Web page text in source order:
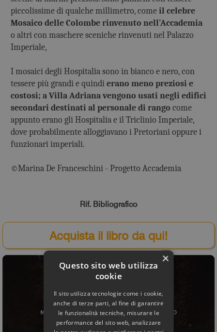
piccolissime di qualche millimetro, come il celebre
Mosaico delle Colombe rinvenuto nell'Accademia
o altri con maschere sceniche rinvenuti nel Palazzo
Imperiale,
I mosaici degli Hospitalia sono in bianco e nero, con
tessere più grandi e quindi erano meno preziosi e
costosi; a Villa Adriana vengono usati negli edifici
secondari destinati al personale di rango come
appunto erano gli Hospitalia e il Triclinio Imperiale,
dove probabilmente alloggiavano i Pretoriani oppure i
funzionari imperiali.
©Marina De Franceschini - Progetto Accademia
Rif. Bibliografico
Acquista il libro da qui!
×
Questo sito web utilizza
cookie
Il sito utilizza tecnologie come i cookie,
anche di terze parti, al fine di garantire
le funzionalità tecniche, misurare le
performance del sito web, analizzare